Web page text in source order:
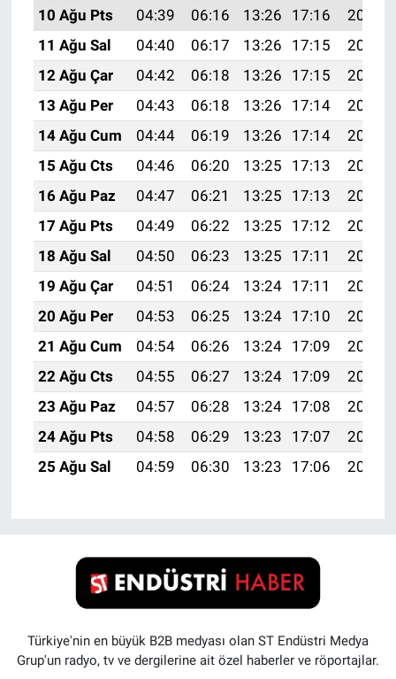
10 Ağu Pts
04:39 06:16 13:26 17:16
20:27
11 Ağu Sal
04:40 06:17 13:26 17:15
20:26
12 Ağu Çar
04:42 06:18 13:26 17:15
20:24
13 Ağu Per
04:43 06:18 13:26 17:14
20:23
14 Ağu Cum
04:44 06:19 13:26 17:14
20:22
15 Ağu Cts
04:46 06:20 13:25 17:13
20:20
16 Ağu Paz
04:47 06:21 13:25 17:13
20:19
17 Ağu Pts
04:49 06:22 13:25 17:12
20:18
18 Ağu Sal
04:50 06:23 13:25 17:11
20:16
19 Ağu Çar
04:51 06:24 13:24 17:11
20:15
20 Ağu Per
04:53 06:25 13:24 17:10
20:13
21 Ağu Cum
04:54 06:26 13:24 17:09
20:12
22 Ağu Cts
04:55 06:27 13:24 17:09
20:11
23 Ağu Paz
04:57 06:28 13:24 17:08
20:09
24 Ağu Pts
04:58 06:29 13:23 17:07
20:08
25 Ağu Sal
04:59 06:30 13:23 17:06 20:06
Türkiye'nin en büyük B2B medyası olan ST Endüstri Medya
Grup'un radyo, tv ve dergilerine ait özel haberler ve röportajlar.